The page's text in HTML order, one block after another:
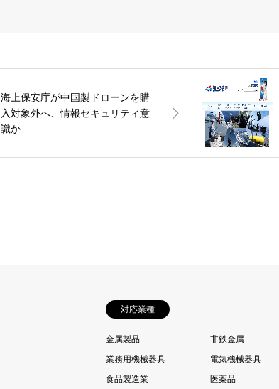
海上保安庁が中国製ドローンを購
入対象外へ、情報セキュリティ意
識か
対応業種
金属製品 非鉄金属
業務用機械器具
電気機械器具
食品製造業
医薬品